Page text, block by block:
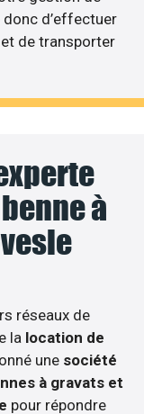
donc d’effectuer
de transporter
à
réseaux de
la location de
une société
à gravats et
pour répondre